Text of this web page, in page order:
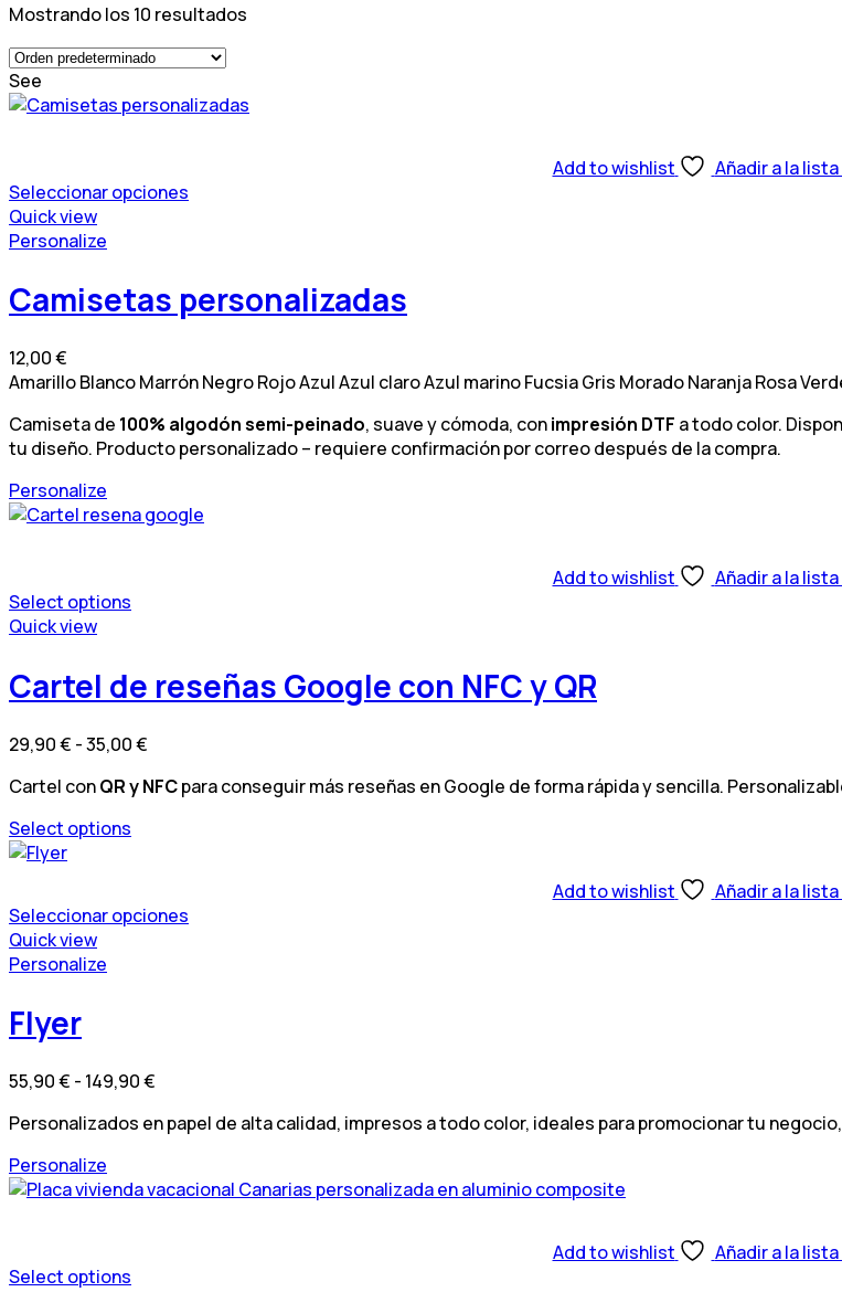
Mostrando los 10 resultados
See
Add to wishlist
Añadir a la
Seleccionar opciones
Este
producto
múltiples
variantes.
opciones
se
elegir
en
la
página
de
Quick view
Personalize
tiene
múltiples
opciones
pueden
elegir
la
página
Camisetas personalizadas
12,00€
AmarilloBlancoMarrónNegroRojoAzulAzul claroAzul marinoFucsiaGris MoradoNaranjaRosa
Camiseta de 100% algodón semi-peinado, suave y cómoda, conimpresión DTF a todo color.
tu diseño. Producto personalizado – requiere confirmación por correo después de la compra.
Personalize
producto
Las
pueden
elegir
en
la
página
producto
Add to wishlist
Añadir a la
Select options
Este
tiene
múltiples
Las
se
pueden
elegir
en
página
de
producto
Quick view
Cartel de reseñas Google con NFC y QR
29,90€ -35,00€
precios:
Cartel conQR y NFCpara conseguir más reseñas en Google de forma rápida y sencilla.
Select options
Este
múltiples
variantes.
Las
se
pueden
elegir
en
la
de
producto
Add to wishlist
Añadir a la
Seleccionar opciones
Este
producto
múltiples
variantes.
opciones
pueden
elegir
en
producto
Quick view
Personalize
Las
se
elegir
en
de
Flyer
55,90€ - 149,90€
precios:
55,90 €
hasta
Personalizados en papel de alta calidad, impresos a todo color, ideales para promocionar tu
Personalize
producto
Las
Add to wishlist
Añadir a la
Select options